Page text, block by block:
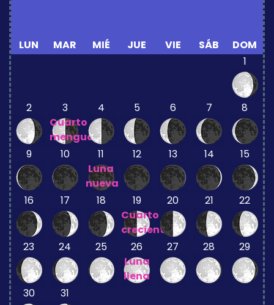
LUN MAR MIÉ JUE VIE SÁB
DOM
1
2
3
Cuarto
menguante
4 5 6 7 8
9 10
11
Luna
nueva
12 13 14 15
16 17 18
19
Cuarto
creciente
20 21 22
23 24 25
26
Luna
llena
27 28 29
30 31